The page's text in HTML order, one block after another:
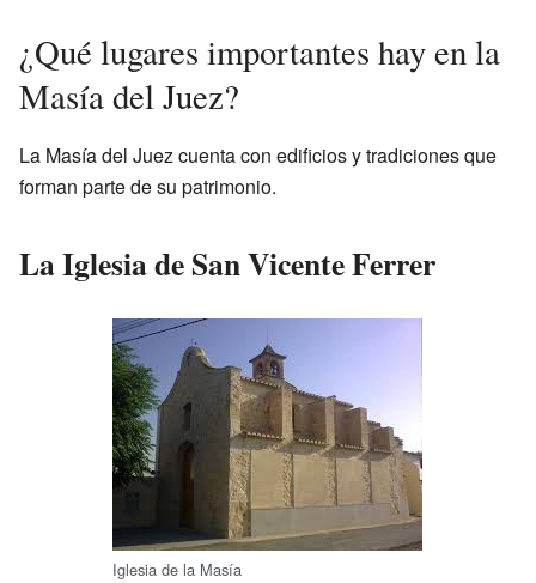
¿Qué lugares importantes hay en la
Masía del Juez?
La Masía del Juez cuenta con edificios y tradiciones que
forman parte de su patrimonio.
La Iglesia de San Vicente Ferrer
Iglesia de la Masía